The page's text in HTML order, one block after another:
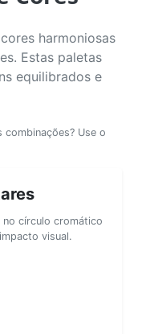
harmoniosas
Estas paletas
equilibrados e
combinações? Use o
círculo cromático
visual.